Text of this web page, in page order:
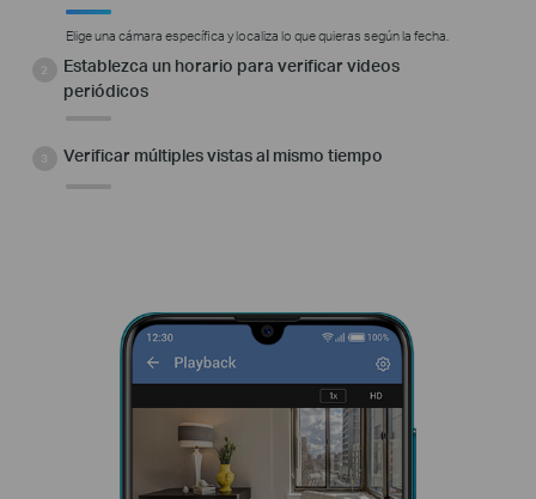
Elige una cámara específica y localiza lo que quieras según la fecha.
Establezca un horario para verificar videos
periódicos
Verificar múltiples vistas al mismo tiempo